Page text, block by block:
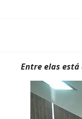
Entre elas